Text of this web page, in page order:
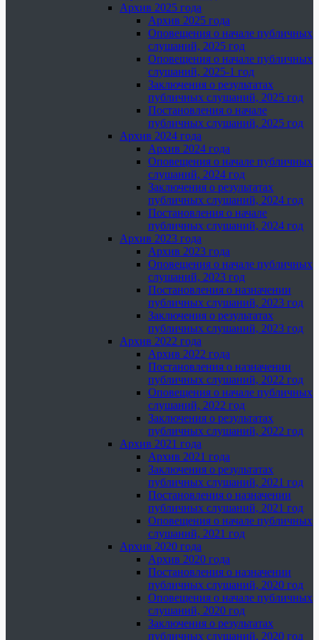
Архив 2025 года
Архив 2025 года
Оповещения о начале публичных
слушаний, 2025 год
Оповещения о начале публичных
слушаний, 2025-1 год
Заключения о результатах
публичных слушаний, 2025 год
Постановления о начале
публичных слушаний, 2025 год
Архив 2024 года
Архив 2024 года
Оповещения о начале публичных
слушаний, 2024 год
Заключения о результатах
публичных слушаний, 2024 год
Постановления о начале
публичных слушаний, 2024 год
Архив 2023 года
Архив 2023 года
Оповещения о начале публичных
слушаний, 2023 год
Постановления о назначении
публичных слушаний, 2023 год
Заключения о результатах
публичных слушаний, 2023 год
Архив 2022 года
Архив 2022 года
Постановления о назначении
публичных слушаний, 2022 год
Оповещения о начале публичных
слушаний, 2022 год
Заключения о результатах
публичных слушаний, 2022 год
Архив 2021 года
Архив 2021 года
Заключения о результатах
публичных слушаний, 2021 год
Постановления о назначении
публичных слушаний, 2021 год
Оповещения о начале публичных
слушаний, 2021 год
Архив 2020 года
Архив 2020 года
Постановления о назначении
публичных слушаний, 2020 год
Оповещения о начале публичных
слушаний, 2020 год
Заключения о результатах
публичных слушаний, 2020 год